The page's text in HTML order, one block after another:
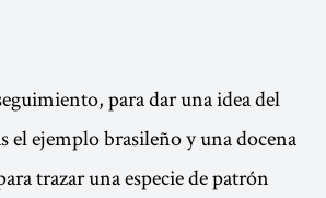
para dar una idea del
el ejemplo brasileño y una docena
trazar una especie de patrón